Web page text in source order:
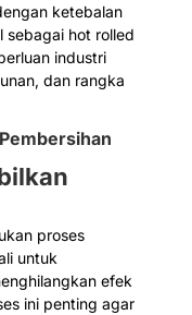
ketebalan
sebagai hot rolled
industri
dan rangka
proses
untuk
efek
ini penting agar